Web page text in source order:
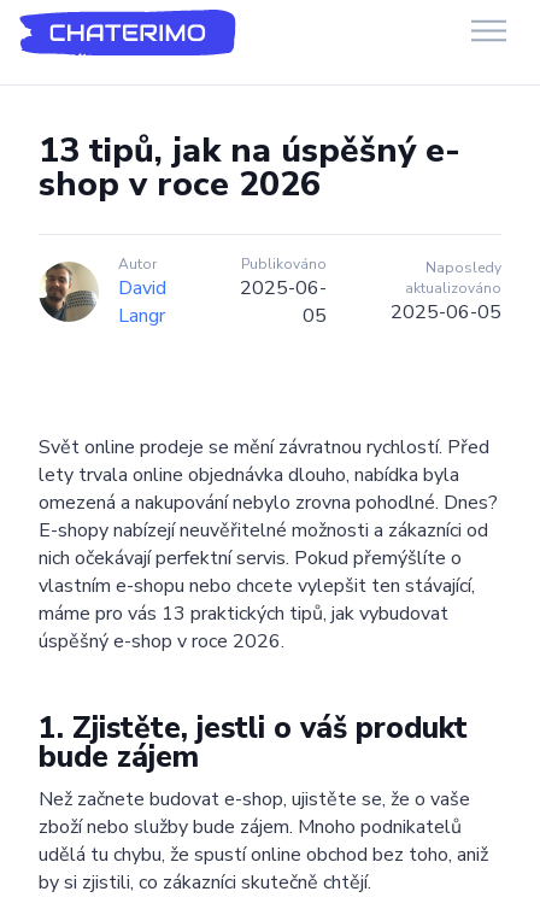
13 tipů, jak na úspěšný e-
shop v roce 2026
Autor
David
Langr
Publikováno
2025-06-
05
Naposledy
aktualizováno
2025-06-05
Svět online prodeje se mění závratnou rychlostí. Před
lety trvala online objednávka dlouho, nabídka byla
omezená a nakupování nebylo zrovna pohodlné. Dnes?
E-shopy nabízejí neuvěřitelné možnosti a zákazníci od
nich očekávají perfektní servis. Pokud přemýšlíte o
vlastním e-shopu nebo chcete vylepšit ten stávající,
máme pro vás 13 praktických tipů, jak vybudovat
úspěšný e-shop v roce 2026.
1. Zjistěte, jestli o váš produkt
bude zájem
Než začnete budovat e-shop, ujistěte se, že o vaše
zboží nebo služby bude zájem. Mnoho podnikatelů
udělá tu chybu, že spustí online obchod bez toho, aniž
by si zjistili, co zákazníci skutečně chtějí.
Chaterimo Podpora